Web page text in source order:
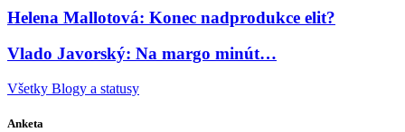
Helena Mallotová: Konec nadprodukce elit?
Vlado Javorský: Na margo minút…
Všetky Blogy a statusy
Anketa